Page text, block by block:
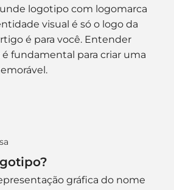
logotipo com logomarca
visual é só o logo da
é para você. Entender
fundamental para criar uma
gráfica do nome